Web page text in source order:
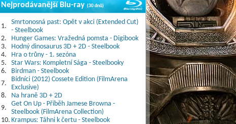
Nejprodávanější Blu-ray(30 dnů)
1.
Smrtonosná past: Opět v akci (Extended Cut)
- Steelbook
2.
Hunger Games: Vražedná pomsta - Digibook
3.
Hodný dinosaurus 3D + 2D - Steelbook
4.
Hra o trůny - 1. sezóna
5.
Star Wars: Kompletní Sága - Steelbooky
6.
Birdman - Steelbook
7.
Bídníci (2012) Cossete Edition (FilmArena
Exclusive)
8.
Na hraně 3D + 2D
9.
Get On Up - Příběh Jamese Browna -
Steelbook (FilmArena Collection)
10. Krampus: Táhni k čertu - Steelbook